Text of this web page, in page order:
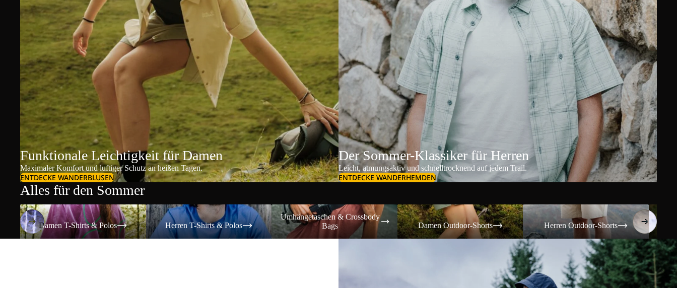
Funktionale Leichtigkeit für Damen
Maximaler Komfort und luftiger Schutz an heißen Tagen.
ENTDECKE WANDERBLUSEN
Der Sommer-Klassiker für Herren
Leicht, atmungsaktiv und schnelltrocknend auf jedem Trail.
ENTDECKE WANDERHEMDEN
Alles für den Sommer
Damen T-Shirts & Polos
Damen T-Shirts & Polos
Herren T-Shirts & Polos
Herren T-Shirts & Polos
Umhängetaschen & Crossbody Bags
Umhängetaschen & Crossbody
Bags
Damen Outdoor-Shorts
Damen Outdoor-Shorts
Herren Outdoor-Shorts
Herren Outdoor-Shorts
Damen